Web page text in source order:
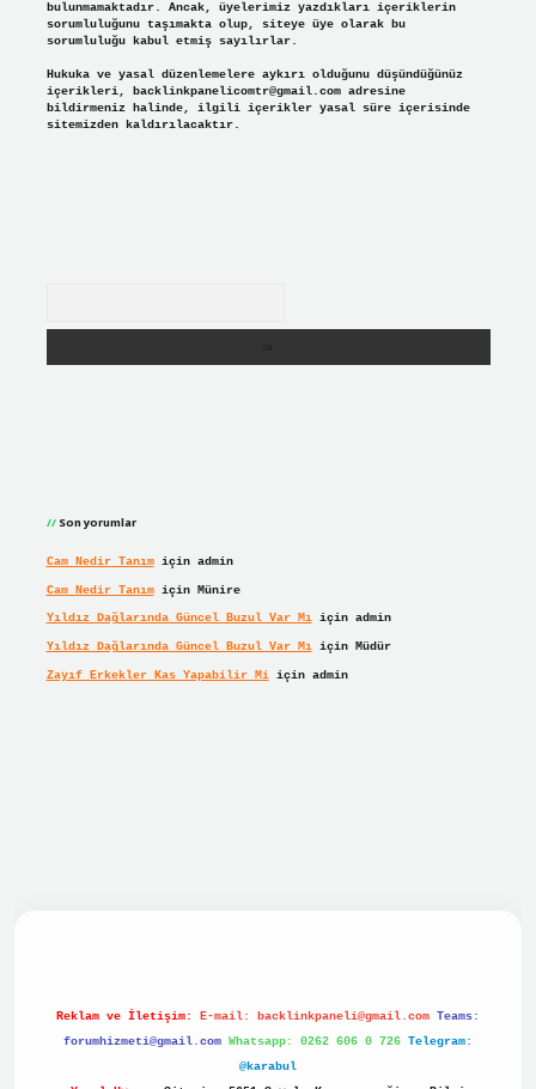
bulunmamaktadır. Ancak, üyelerimiz yazdıkları içeriklerin
sorumluluğunu taşımakta olup, siteye üye olarak bu
sorumluluğu kabul etmiş sayılırlar.
Hukuka ve yasal düzenlemelere aykırı olduğunu düşündüğünüz
içerikleri, backlinkpanelicomtr@gmail.comadresine
bildirmeniz halinde, ilgili içerikler yasal süre içerisinde
sitemizden kaldırılacaktır.
Son yorumlar
Cam Nedir Tanımiçin admin
Cam Nedir Tanımiçin Münire
Yıldız Dağlarında Güncel Buzul Var Mıiçin admin
Yıldız Dağlarında Güncel Buzul Var Mıiçin Müdür
Zayıf Erkekler Kas Yapabilir Miiçin admin
Reklam ve İletişim: E-mail: backlinkpaneli@gmail.com Teams:
forumhizmeti@gmail.com Whatsapp: 0262 606 0 726 Telegram:
@karabul